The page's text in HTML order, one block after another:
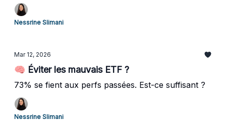
Nessrine Slimani
Mar 12, 2026
🧠 Éviter les mauvais ETF ?
73% se fient aux perfs passées. Est-ce suffisant ?
Nessrine Slimani